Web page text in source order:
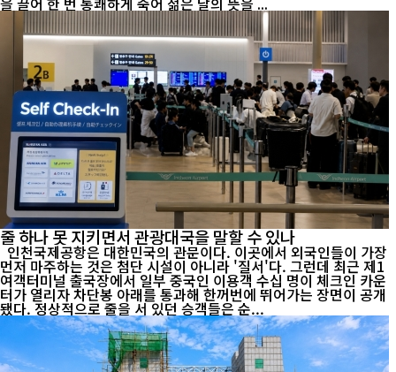
줄 하나 못 지키면서 관광대국을 말할 수 있나
인천국제공항은 대한민국의 관문이다. 이곳에서 외국인들이 가장
먼저 마주하는 것은 첨단 시설이 아니라 '질서'다. 그런데 최근 제1
여객터미널 출국장에서 일부 중국인 이용객 수십 명이 체크인 카운
터가 열리자 차단봉 아래를 통과해 한꺼번에 뛰어가는 장면이 공개
됐다. 정상적으로 줄을 서 있던 승객들은 순...